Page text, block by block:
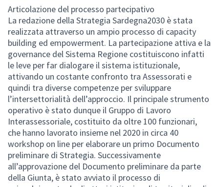
Articolazione del processo partecipativo
La redazione della Strategia Sardegna2030 è stata
realizzata attraverso un ampio processo di capacity
building ed empowerment. La partecipazione attiva e la
governance del Sistema Regione costituiscono infatti
le leve per far dialogare il sistema istituzionale,
attivando un costante confronto tra Assessorati e
quindi tra diverse competenze per sviluppare
l’intersettorialità dell’approccio. Il principale strumento
operativo è stato dunque il Gruppo di Lavoro
Interassessoriale, costituito da oltre 100 funzionari,
che hanno lavorato insieme nel 2020 in circa 40
workshop on line per elaborare un primo Documento
preliminare di Strategia. Successivamente
all’approvazione del Documento preliminare da parte
della Giunta, è stato avviato il processo di